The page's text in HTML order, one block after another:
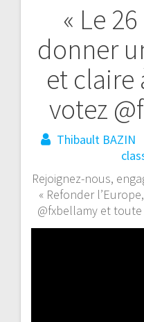
« Le
donner
et claire
votez
Thibault BAZIN
Rejoignez-nous,
« Refonder
@fxbellamy et